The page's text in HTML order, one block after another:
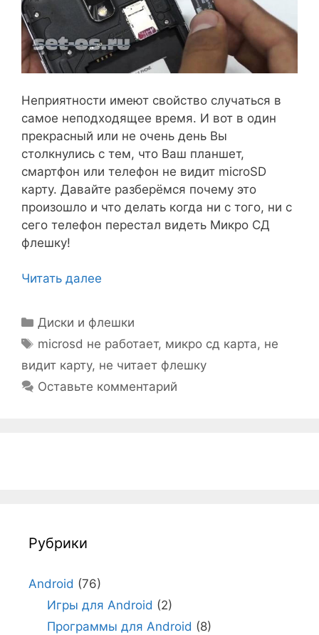
Неприятности имеют свойство случаться в
самое неподходящее время. И вот в один
прекрасный или не очень день Вы
столкнулись с тем, что Ваш планшет,
смартфон или телефон не видит microSD
карту. Давайте разберёмся почему это
произошло и что делать когда ни с того, ни с
сего телефон перестал видеть Микро СД
флешку!
Читать далее
Рубрики
Диски и флешки
Метки
microsd не работает, микро сд карта, не
видит карту, не читает флешку
Оставьте комментарий
Рубрики
Android (76)
Игры для Android (2)
Программы для Android (8)